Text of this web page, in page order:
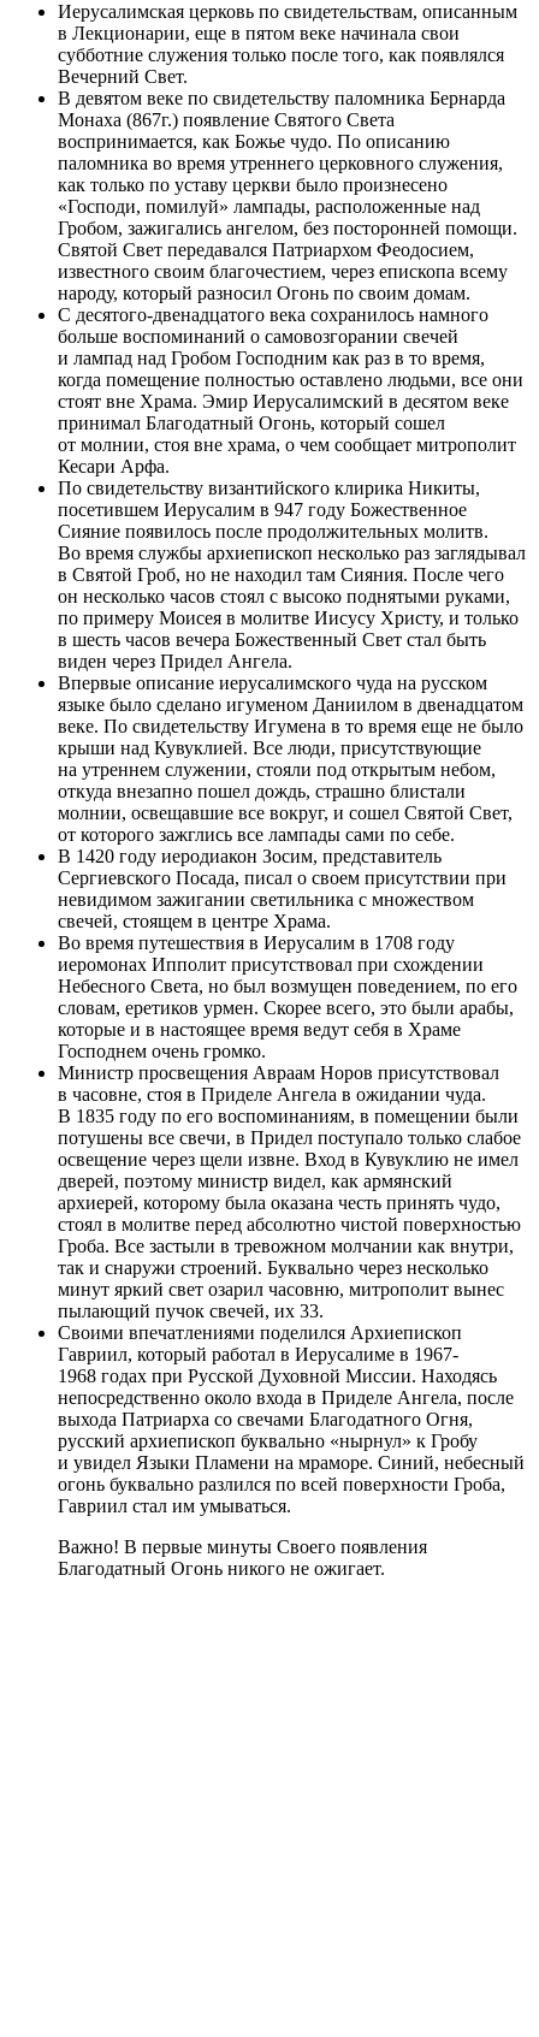
Иерусалимская церковь по свидетельствам, описанным
в Лекционарии, еще в пятом веке начинала свои
субботние служения только после того, как появлялся
Вечерний Свет.
В девятом веке по свидетельству паломника Бернарда
Монаха (867г.) появление Святого Света
воспринимается, как Божье чудо. По описанию
паломника во время утреннего церковного служения,
как только по уставу церкви было произнесено
«Господи, помилуй» лампады, расположенные над
Гробом, зажигались ангелом, без посторонней помощи.
Святой Свет передавался Патриархом Феодосием,
известного своим благочестием, через епископа всему
народу, который разносил Огонь по своим домам.
С десятого-двенадцатого века сохранилось намного
больше воспоминаний о самовозгорании свечей
и лампад над Гробом Господним как раз в то время,
когда помещение полностью оставлено людьми, все они
стоят вне Храма. Эмир Иерусалимский в десятом веке
принимал Благодатный Огонь, который сошел
от молнии, стоя вне храма, о чем сообщает митрополит
Кесари Арфа.
По свидетельству византийского клирика Никиты,
посетившем Иерусалим в 947 году Божественное
Сияние появилось после продолжительных молитв.
Во время службы архиепископ несколько раз заглядывал
в Святой Гроб, но не находил там Сияния. После чего
он несколько часов стоял с высоко поднятыми руками,
по примеру Моисея в молитве Иисусу Христу, и только
в шесть часов вечера Божественный Свет стал быть
виден через Придел Ангела.
Впервые описание иерусалимского чуда на русском
языке было сделано игуменом Даниилом в двенадцатом
веке. По свидетельству Игумена в то время еще не было
крыши над Кувуклией. Все люди, присутствующие
на утреннем служении, стояли под открытым небом,
откуда внезапно пошел дождь, страшно блистали
молнии, освещавшие все вокруг, и сошел Святой Свет,
от которого зажглись все лампады сами по себе.
В 1420 году иеродиакон Зосим, представитель
Сергиевского Посада, писал о своем присутствии при
невидимом зажигании светильника с множеством
свечей, стоящем в центре Храма.
Во время путешествия в Иерусалим в 1708 году
иеромонах Ипполит присутствовал при схождении
Небесного Света, но был возмущен поведением, по его
словам, еретиков урмен. Скорее всего, это были арабы,
которые и в настоящее время ведут себя в Храме
Господнем очень громко.
Министр просвещения Авраам Норов присутствовал
в часовне, стоя в Приделе Ангела в ожидании чуда.
В 1835 году по его воспоминаниям, в помещении были
потушены все свечи, в Придел поступало только слабое
освещение через щели извне. Вход в Кувуклию не имел
дверей, поэтому министр видел, как армянский
архиерей, которому была оказана честь принять чудо,
стоял в молитве перед абсолютно чистой поверхностью
Гроба. Все застыли в тревожном молчании как внутри,
так и снаружи строений. Буквально через несколько
минут яркий свет озарил часовню, митрополит вынес
пылающий пучок свечей, их 33.
Своими впечатлениями поделился Архиепископ
Гавриил, который работал в Иерусалиме в 1967-
1968 годах при Русской Духовной Миссии. Находясь
непосредственно около входа в Приделе Ангела, после
выхода Патриарха со свечами Благодатного Огня,
русский архиепископ буквально «нырнул» к Гробу
и увидел Языки Пламени на мраморе. Синий, небесный
огонь буквально разлился по всей поверхности Гроба,
Гавриил стал им умываться.
Важно! В первые минуты Своего появления
Благодатный Огонь никого не ожигает.